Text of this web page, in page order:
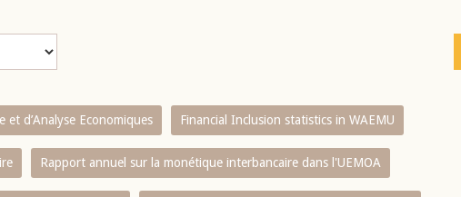
et d’Analyse Economiques Financial Inclusion statistics in WAEMU
Rapport annuel sur la monétique interbancaire dans l'UEMOA